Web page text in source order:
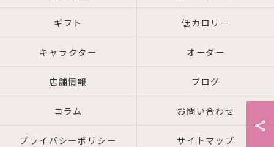
ギフト 低カロリー
キャラクター オーダー
店舗情報 ブログ
コラム お問い合わせ
プライバシーポリシー サイトマップ